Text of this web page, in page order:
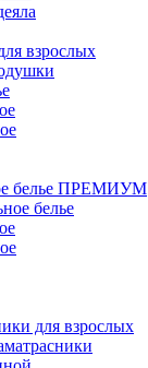
взрослых
белье ПРЕМИУМ
белье
для взрослых